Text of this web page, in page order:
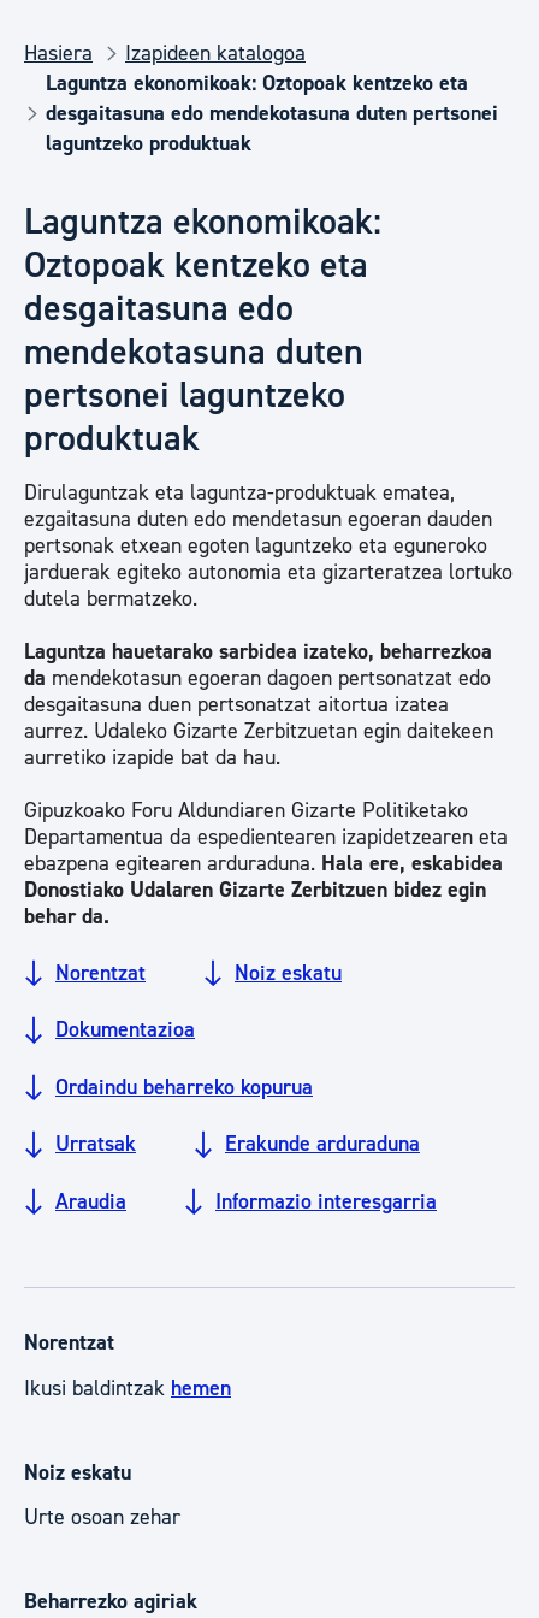
Hasiera
Izapideen katalogoa
Laguntza ekonomikoak: Oztopoak kentzeko eta
desgaitasuna edo mendekotasuna duten pertsonei
laguntzeko produktuak
Laguntza ekonomikoak:
Oztopoak kentzeko eta
desgaitasuna edo
mendekotasuna duten
pertsonei laguntzeko
produktuak
Dirulaguntzak eta laguntza-produktuak ematea,
ezgaitasuna duten edo mendetasun egoeran dauden
pertsonak etxean egoten laguntzeko eta eguneroko
jarduerak egiteko autonomia eta gizarteratzea lortuko
dutela bermatzeko.
Laguntza hauetarako sarbidea izateko, beharrezkoa
da mendekotasun egoeran dagoen pertsonatzat edo
desgaitasuna duen pertsonatzat aitortua izatea
aurrez. Udaleko Gizarte Zerbitzuetan egin daitekeen
aurretiko izapide bat da hau.
Gipuzkoako Foru Aldundiaren Gizarte Politiketako
Departamentua da espedientearen izapidetzearen eta
ebazpena egitearen arduraduna. Hala ere, eskabidea
Donostiako Udalaren Gizarte Zerbitzuen bidez egin
behar da.
Norentzat Noiz eskatu
Dokumentazioa
Ordaindu beharreko kopurua
Urratsak Erakunde arduraduna
Araudia Informazio interesgarria
Norentzat
Ikusi baldintzak hemen
Noiz eskatu
Urte osoan zehar
Beharrezko agiriak